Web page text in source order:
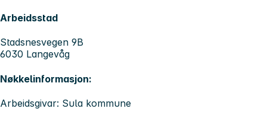
Arbeidsstad
Stadsnesvegen 9B
6030 Langevåg
Nøkkelinformasjon:
Arbeidsgivar: Sula kommune